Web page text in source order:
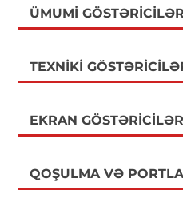
ÜMUMI GÖSTƏRICILƏR
TEXNIKI
EKRAN
QOŞULMA VƏ